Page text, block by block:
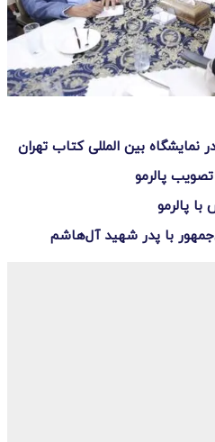
بین المللی کتاب تهران
پالرمو
پالرمو
با پدر شهید آل‌هاشم